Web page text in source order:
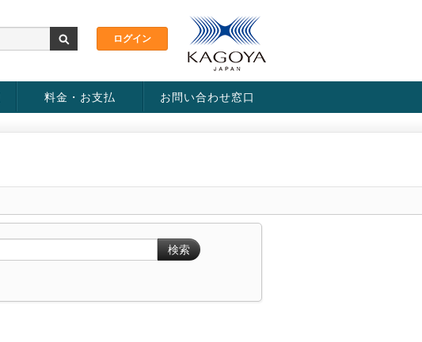
料金・お支払 お問い合わせ窓口
検索